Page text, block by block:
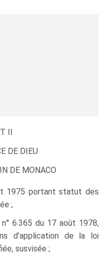
II
DE DIEU
DE MONACO
1975 portant statut des
;
n° 6.365 du 17 août 1978,
d’application de la loi
susvisée ;